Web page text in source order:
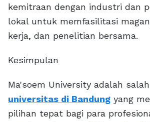
kemitraan dengan industri dan
lokal untuk memfasilitasi
kerja, dan penelitian bersama.
Kesimpulan
Ma'soem University adalah
universitas di Bandung yang
pilihan tepat bagi para